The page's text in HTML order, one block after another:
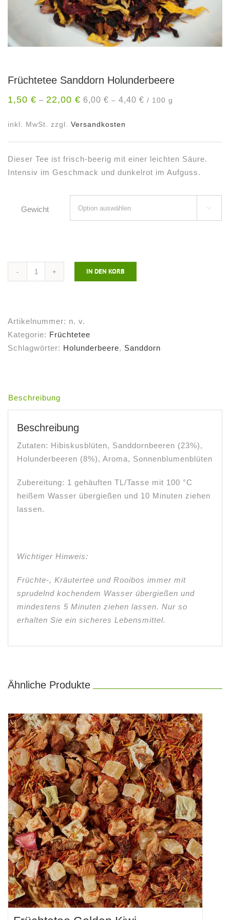
Früchtetee Sanddorn Holunderbeere
1,50 € – 22,00 € 6,00 € – 4,40 € / 100 g
inkl. MwSt. zzgl. Versandkosten
Dieser Tee ist frisch-beerig mit einer leichten Säure.
Intensiv im Geschmack und dunkelrot im Aufguss.
Gewicht 
IN DEN KORB
Artikelnummer: n. v.
Kategorie: Früchtetee
Schlagwörter: Holunderbeere, Sanddorn
Beschreibung
Beschreibung
Zutaten: Hibiskusblüten, Sanddornbeeren (23%),
Holunderbeeren (8%), Aroma, Sonnenblumenblüten
Zubereitung: 1 gehäuften TL/Tasse mit 100 °C
heißem Wasser übergießen und 10 Minuten ziehen
lassen.
Wichtiger Hinweis:
Früchte-, Kräutertee und Rooibos immer mit
sprudelnd kochendem Wasser übergießen und
mindestens 5 Minuten ziehen lassen. Nur so
erhalten Sie ein sicheres Lebensmittel.
Ähnliche Produkte